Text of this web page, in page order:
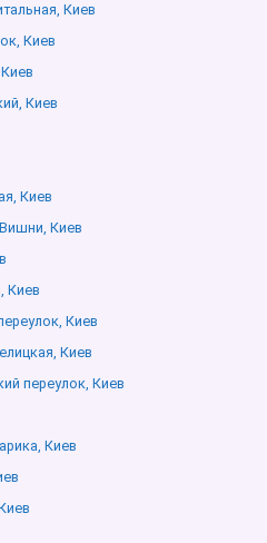
Киев
Киев
Киев
Киев
Киев
Киев
Киев
Киев
переулок, Киев
Киев